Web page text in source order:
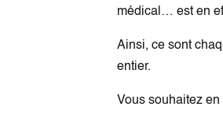
médical… est en
Ainsi, ce sont
entier.
Vous souhaitez